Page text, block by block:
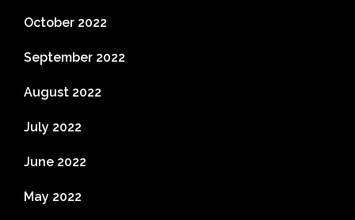
October 2022
September 2022
August 2022
July 2022
June 2022
May 2022